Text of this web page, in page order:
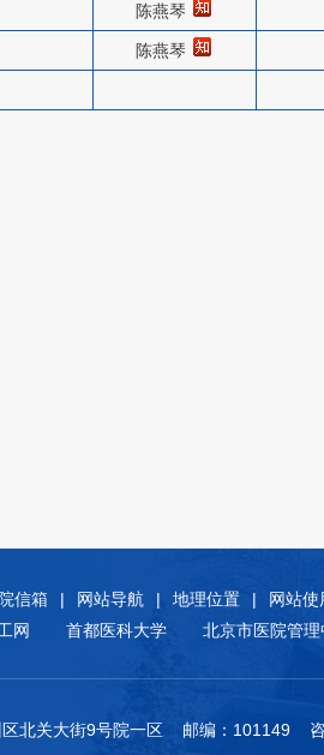
陈燕琴
陈燕琴
信箱 | 网站导航 | 地理位置 |
网站使
网 首都医科大学 北京市医院管理
区北关大街9号院一区 邮编：101149